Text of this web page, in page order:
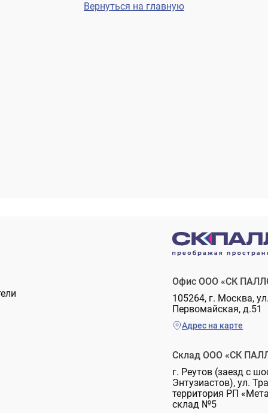
Вернуться на главную
Офис ООО «СК
105264, г. Москва,
Первомайская, д.51
Адрес на карте
Склад ООО «СК
г. Реутов (заезд с
Энтузиастов), ул.
территория РП
склад №5